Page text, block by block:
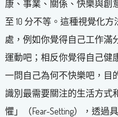
康、事業、關係、快樂與創
至 10 分不等。這種視覺化
處，例如你覺得自己工作滿
運動吧；相反你覺得自己健
一問自己為何不快樂吧，目
識別最需要關注的生活方式
懼」（Fear-Setting），透過